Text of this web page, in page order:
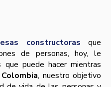
constructoras que
de personas, hoy, le
que puede hacer mientras
, nuestro objetivo